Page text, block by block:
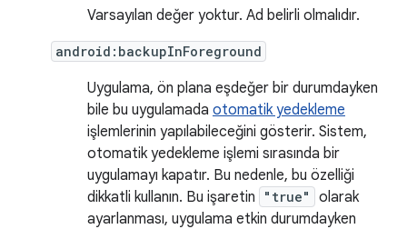
Varsayılan değer yoktur. Ad belirli olmalıdır.
android:backupInForeground
Uygulama, ön plana eşdeğer bir durumdayken
bile bu uygulamada otomatik yedekleme
işlemlerinin yapılabileceğini gösterir. Sistem,
otomatik yedekleme işlemi sırasında bir
uygulamayı kapatır. Bu nedenle, bu özelliği
dikkatli kullanın. Bu işaretin
"true"
olarak
ayarlanması, uygulama etkin durumdayken